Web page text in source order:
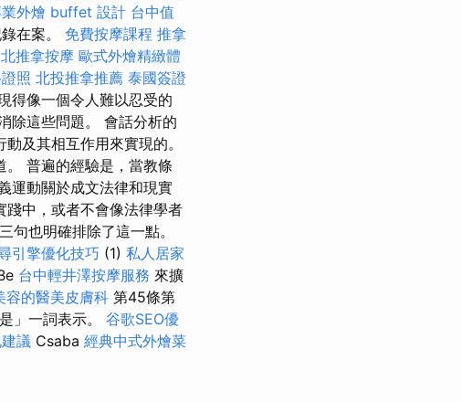
外燴 buffet 設計 台中值
在案。 免費按摩課程 推拿
推拿按摩 歐式外燴精緻體
照 北投推拿推薦 泰國簽證
得像一個令人難以忍受的
除這些問題。 會話分析的
及其相互作用來實現的。
普遍的經驗是，當教條
運動關於成文法律和現實
踐中，或者不會像法律學者
句也明確排除了這一點。
引擎優化技巧 (1) 私人居家
台中輕井澤按摩服務 來擴
容的醫美皮膚科 第45條第
」一詞表示。 谷歌SEO優
議 Csaba 經典中式外燴菜